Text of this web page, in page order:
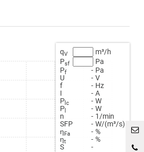
qV
m³/h
Psf
Pa
Pf - Pa
U
- V
f
- Hz
Ι
- A
Ρ lc - W
Ρ
- W
n
- 1/min
SFP
- W/(m³/s)
ηFa - %
ηt - %
S
-